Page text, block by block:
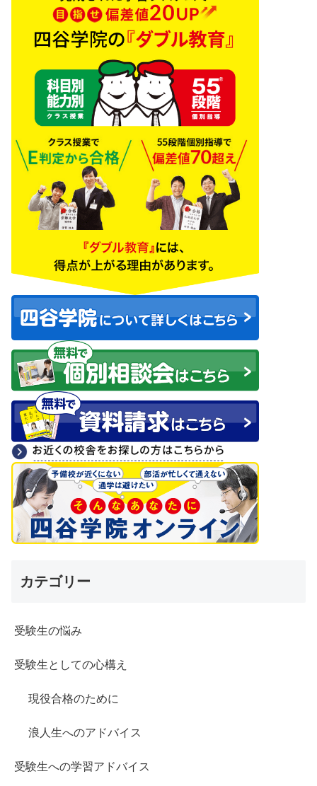
カテゴリー
受験生の悩み
受験生としての心構え
現役合格のために
浪人生へのアドバイス
受験生への学習アドバイス